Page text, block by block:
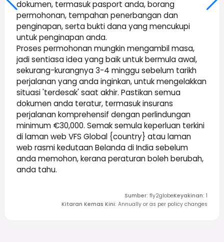
dokumen, termasuk pasport anda, borang
permohonan, tempahan penerbangan dan
penginapan, serta bukti dana yang mencukupi
untuk penginapan anda.
Proses permohonan mungkin mengambil masa,
jadi sentiasa idea yang baik untuk bermula awal,
sekurang-kurangnya 3-4 minggu sebelum tarikh
perjalanan yang anda inginkan, untuk mengelakkan
situasi 'terdesak' saat akhir. Pastikan semua
dokumen anda teratur, termasuk insurans
perjalanan komprehensif dengan perlindungan
minimum €30,000. Semak semula keperluan terkini
di laman web VFS Global {country} atau laman
web rasmi kedutaan Belanda di India sebelum
anda memohon, kerana peraturan boleh berubah,
anda tahu.
Sumber: fly2globeKeyakinan: 1
Kitaran Kemas Kini: Annually or as per policy changes